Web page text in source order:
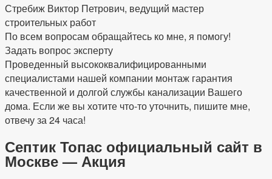
Стребиж Виктор Петрович, ведущий мастер
строительных работ
По всем вопросам обращайтесь ко мне, я помогу!
Задать вопрос эксперту
Проведенный высококвалифицированными
специалистами нашей компании монтаж гарантия
качественной и долгой службы канализации Вашего
дома. Если же вы хотите что-то уточнить, пишите мне,
отвечу за 24 часа!
Септик Топас официальный сайт в
Москве — Акция